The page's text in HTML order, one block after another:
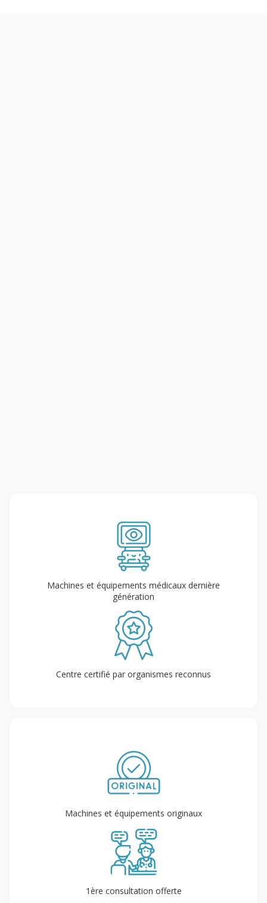
Machines et équipements médicaux dernière
génération
Centre certifié par organismes reconnus
Machines et équipements originaux
1ère consultation offerte